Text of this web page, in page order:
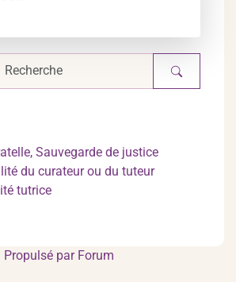
Sauvegarde de justice
du curateur ou du tuteur
tutrice
Propulsé par Forum